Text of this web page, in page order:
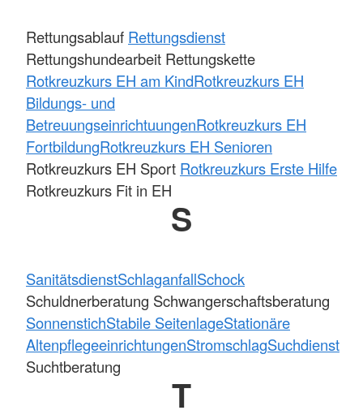
Rettungsablauf Rettungsdienst
Rettungshundearbeit Rettungskette
Rotkreuzkurs EH am KindRotkreuzkurs EH
Bildungs- und
BetreuungseinrichtuungenRotkreuzkurs EH
FortbildungRotkreuzkurs EH Senioren
Rotkreuzkurs EH Sport Rotkreuzkurs Erste Hilfe
Rotkreuzkurs Fit in EH
S
SanitätsdienstSchlaganfallSchock
Schuldnerberatung Schwangerschaftsberatung
SonnenstichStabile SeitenlageStationäre
AltenpflegeeinrichtungenStromschlagSuchdienst
Suchtberatung
T